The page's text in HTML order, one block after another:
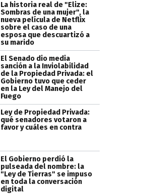
La historia real de "Elize:
Sombras de una mujer", la
nueva película de Netflix
sobre el caso de una
esposa que descuartizó a
su marido
El Senado dio media
sanción a la Inviolabilidad
de la Propiedad Privada: el
Gobierno tuvo que ceder
en la Ley del Manejo del
Fuego
Ley de Propiedad Privada:
qué senadores votaron a
favor y cuáles en contra
El Gobierno perdió la
pulseada del nombre: la
"Ley de Tierras" se impuso
en toda la conversación
digital